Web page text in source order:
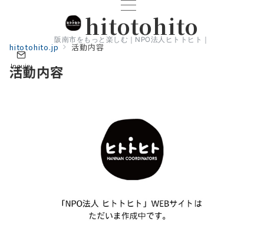
hitotohito
阪南市をもっと楽しむ｜NPO法人ヒトトヒト｜
Inquiry
hitotohito.jp 活動内容
活動内容